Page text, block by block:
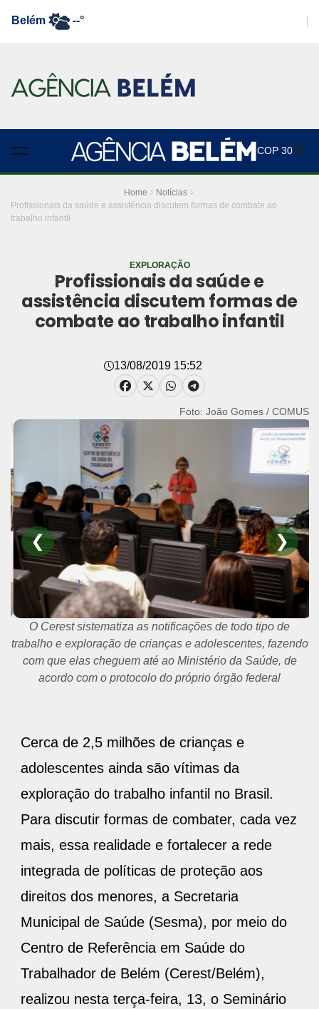
Belém --°
COP 30
Home
Notícias
Profissionais da saúde e assistência discutem formas de combate ao
trabalho infantil
EXPLORAÇÃO
Profissionais da saúde e
assistência discutem formas de
combate ao trabalho infantil
13/08/2019 15:52
Foto: João Gomes / COMUS
❮ ❯
O Cerest sistematiza as notificações de todo tipo de
trabalho e exploração de crianças e adolescentes, fazendo
com que elas cheguem até ao Ministério da Saúde, de
acordo com o protocolo do próprio órgão federal
Cerca de 2,5 milhões de crianças e
adolescentes ainda são vítimas da
exploração do trabalho infantil no Brasil.
Para discutir formas de combater, cada vez
mais, essa realidade e fortalecer a rede
integrada de políticas de proteção aos
direitos dos menores, a Secretaria
Municipal de Saúde (Sesma), por meio do
Centro de Referência em Saúde do
Trabalhador de Belém (Cerest/Belém),
realizou nesta terça-feira, 13, o Seminário